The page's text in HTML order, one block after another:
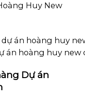
án hoàng huy new
Dự án